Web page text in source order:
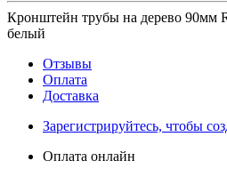
Кронштейн трубы на дерево 90мм
белый
Отзывы
Оплата
Доставка
Зарегистрируйтесь, чтобы
Оплата онлайн